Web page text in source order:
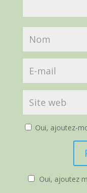
Oui, ajoutez-
Oui, ajoutez